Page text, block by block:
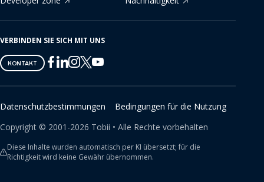
VERBINDEN SIE SICH MIT UNS
KONTAKT
Tobii
on
Facebook
Tobii
on
Linkedin
Tobii
on
Instagram
Tobii
on
Twitter
Tobii
on
Youtube
Datenschutzbestimmungen
Bedingungen für die Nutzung
Copyright © 2001-2026 Tobii • Alle Rechte vorbehalten
Diese Inhalte wurden automatisch per KI übersetzt; für die
Richtigkeit wird keine Gewähr übernommen.